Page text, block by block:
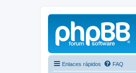
Enlaces rápidos FAQ